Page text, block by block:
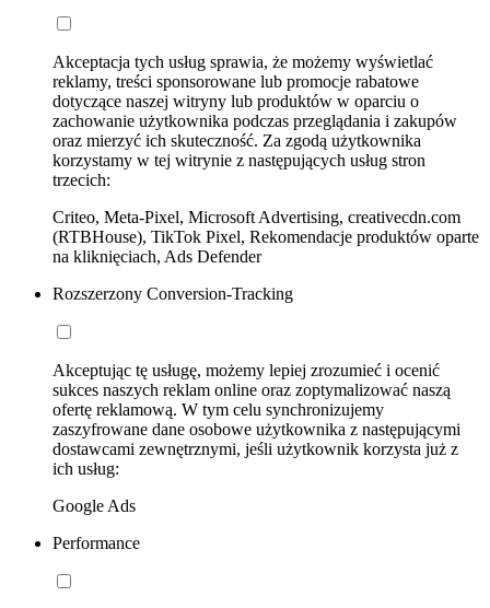
Akceptacja tych usług sprawia, że możemy wyświetlać
reklamy, treści sponsorowane lub promocje rabatowe
dotyczące naszej witryny lub produktów w oparciu o
zachowanie użytkownika podczas przeglądania i zakupów
oraz mierzyć ich skuteczność. Za zgodą użytkownika
korzystamy w tej witrynie z następujących usług stron
trzecich:
Criteo, Meta-Pixel, Microsoft Advertising, creativecdn.com
(RTBHouse), TikTok Pixel, Rekomendacje produktów oparte
na kliknięciach, Ads Defender
Rozszerzony Conversion-Tracking
Akceptując tę usługę, możemy lepiej zrozumieć i ocenić
sukces naszych reklam online oraz zoptymalizować naszą
ofertę reklamową. W tym celu synchronizujemy
zaszyfrowane dane osobowe użytkownika z następującymi
dostawcami zewnętrznymi, jeśli użytkownik korzysta już z
ich usług:
Google Ads
Performance